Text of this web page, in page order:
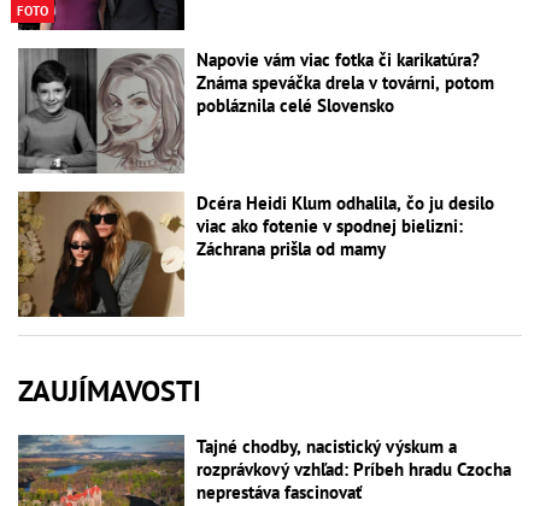
FOTO
Napovie vám viac fotka či karikatúra?
Známa speváčka drela v továrni, potom
pobláznila celé Slovensko
Dcéra Heidi Klum odhalila, čo ju desilo
viac ako fotenie v spodnej bielizni:
Záchrana prišla od mamy
ZAUJÍMAVOSTI
Tajné chodby, nacistický výskum a
rozprávkový vzhľad: Príbeh hradu Czocha
neprestáva fascinovať